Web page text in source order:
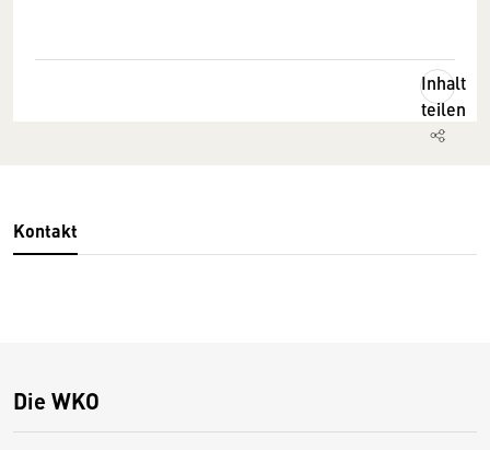
Inhalt
teilen
Kontakt
Die WKO